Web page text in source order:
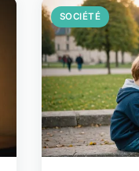
SOCIÉTÉ